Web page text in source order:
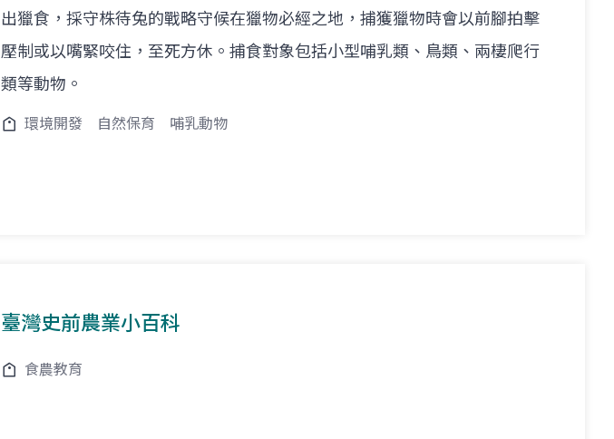
出獵食，採守株待兔的戰略守候在獵物必經之地，捕獲獵物時會以前腳拍擊
壓制或以嘴緊咬住，至死方休。捕食對象包括小型哺乳類、鳥類、兩棲爬行
類等動物。
環境開發 自然保育 哺乳動物
臺灣史前農業小百科
食農教育